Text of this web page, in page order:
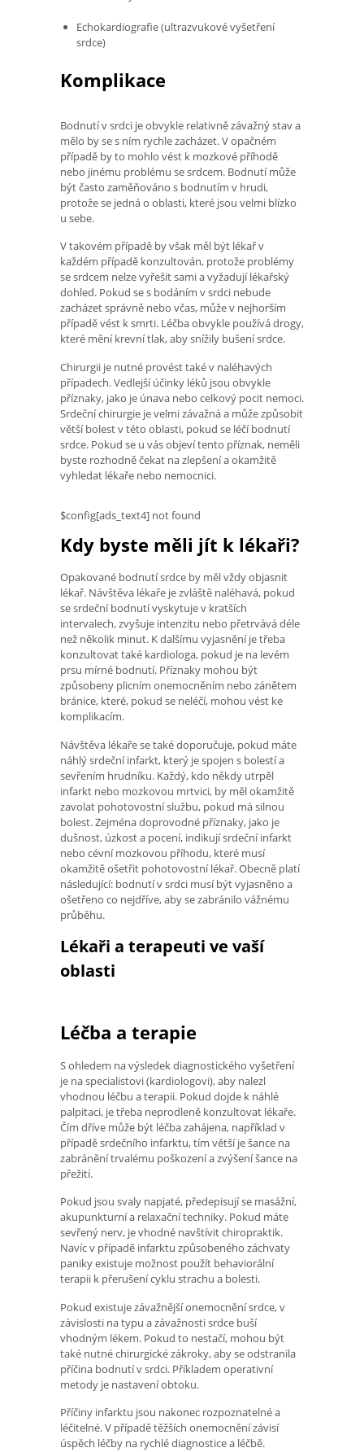
Echokardiografie (ultrazvukové vyšetření
srdce)
Komplikace
Bodnutí v srdci je obvykle relativně závažný stav a
mělo by se s ním rychle zacházet. V opačném
případě by to mohlo vést k mozkové příhodě
nebo jinému problému se srdcem. Bodnutí může
být často zaměňováno s bodnutím v hrudi,
protože se jedná o oblasti, které jsou velmi blízko
u sebe.
V takovém případě by však měl být lékař v
každém případě konzultován, protože problémy
se srdcem nelze vyřešit sami a vyžadují lékařský
dohled. Pokud se s bodáním v srdci nebude
zacházet správně nebo včas, může v nejhorším
případě vést k smrti. Léčba obvykle používá drogy,
které mění krevní tlak, aby snížily bušení srdce.
Chirurgii je nutné provést také v naléhavých
případech. Vedlejší účinky léků jsou obvykle
příznaky, jako je únava nebo celkový pocit nemoci.
Srdeční chirurgie je velmi závažná a může způsobit
větší bolest v této oblasti, pokud se léčí bodnutí
srdce. Pokud se u vás objeví tento příznak, neměli
byste rozhodně čekat na zlepšení a okamžitě
vyhledat lékaře nebo nemocnici.
$config[ads_text4] not found
Kdy byste měli jít k lékaři?
Opakované bodnutí srdce by měl vždy objasnit
lékař. Návštěva lékaře je zvláště naléhavá, pokud
se srdeční bodnutí vyskytuje v kratších
intervalech, zvyšuje intenzitu nebo přetrvává déle
než několik minut. K dalšímu vyjasnění je třeba
konzultovat také kardiologa, pokud je na levém
prsu mírné bodnutí. Příznaky mohou být
způsobeny plicním onemocněním nebo zánětem
bránice, které, pokud se neléčí, mohou vést ke
komplikacím.
Návštěva lékaře se také doporučuje, pokud máte
náhlý srdeční infarkt, který je spojen s bolestí a
sevřením hrudníku. Každý, kdo někdy utrpěl
infarkt nebo mozkovou mrtvici, by měl okamžitě
zavolat pohotovostní službu, pokud má silnou
bolest. Zejména doprovodné příznaky, jako je
dušnost, úzkost a pocení, indikují srdeční infarkt
nebo cévní mozkovou příhodu, které musí
okamžitě ošetřit pohotovostní lékař. Obecně platí
následující: bodnutí v srdci musí být vyjasněno a
ošetřeno co nejdříve, aby se zabránilo vážnému
průběhu.
Lékaři a terapeuti ve vaší
oblasti
Léčba a terapie
S ohledem na výsledek diagnostického vyšetření
je na specialistovi (kardiologovi), aby nalezl
vhodnou léčbu a terapii. Pokud dojde k náhlé
palpitaci, je třeba neprodleně konzultovat lékaře.
Čím dříve může být léčba zahájena, například v
případě srdečního infarktu, tím větší je šance na
zabránění trvalému poškození a zvýšení šance na
přežití.
Pokud jsou svaly napjaté, předepisují se masážní,
akupunkturní a relaxační techniky. Pokud máte
sevřený nerv, je vhodné navštívit chiropraktik.
Navíc v případě infarktu způsobeného záchvaty
paniky existuje možnost použít behaviorální
terapii k přerušení cyklu strachu a bolesti.
Pokud existuje závažnější onemocnění srdce, v
závislosti na typu a závažnosti srdce buší
vhodným lékem. Pokud to nestačí, mohou být
také nutné chirurgické zákroky, aby se odstranila
příčina bodnutí v srdci. Příkladem operativní
metody je nastavení obtoku.
Příčiny infarktu jsou nakonec rozpoznatelné a
léčitelné. V případě těžších onemocnění závisí
úspěch léčby na rychlé diagnostice a léčbě.